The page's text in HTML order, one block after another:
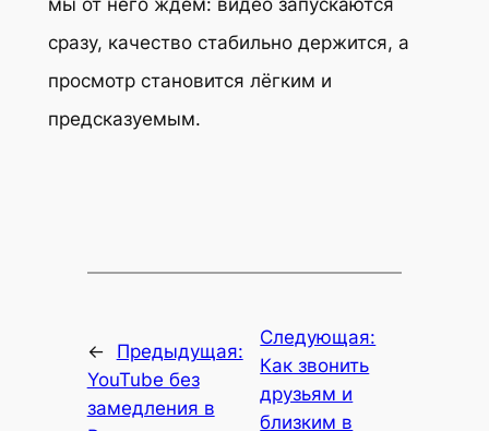
мы от него ждём: видео запускаются
сразу, качество стабильно держится, а
просмотр становится лёгким и
предсказуемым.
←
Предыдущая:
YouTube без
замедления в
Следующая:
Как звонить
друзьям и
близким в